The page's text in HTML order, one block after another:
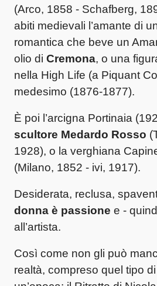
(Arco, 1858 - Schafberg,
abiti medievali l’amante di
romantica che beve un
olio di Cremona, o una
nella High Life (a Piquant
medesimo (1876-1877).
È poi l’arcigna Portinaia
scultore Medardo Rosso
1928), o la verghiana
(Milano, 1852 - ivi, 1917).
Desiderata, reclusa,
donna è passione e -
all’artista.
Così come non gli può
realtà, compreso quel tipo